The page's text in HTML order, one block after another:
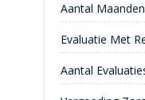
Aantal Maanden
Evaluatie Met
Aantal